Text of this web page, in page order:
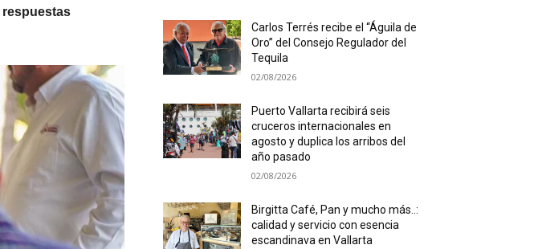
respuestas
Carlos Terrés recibe el “Águila de
Oro” del Consejo Regulador del
Tequila
02/08/2026
Puerto Vallarta recibirá seis
cruceros internacionales en
agosto y duplica los arribos del
año pasado
02/08/2026
Birgitta Café, Pan y mucho más..:
calidad y servicio con esencia
escandinava en Vallarta